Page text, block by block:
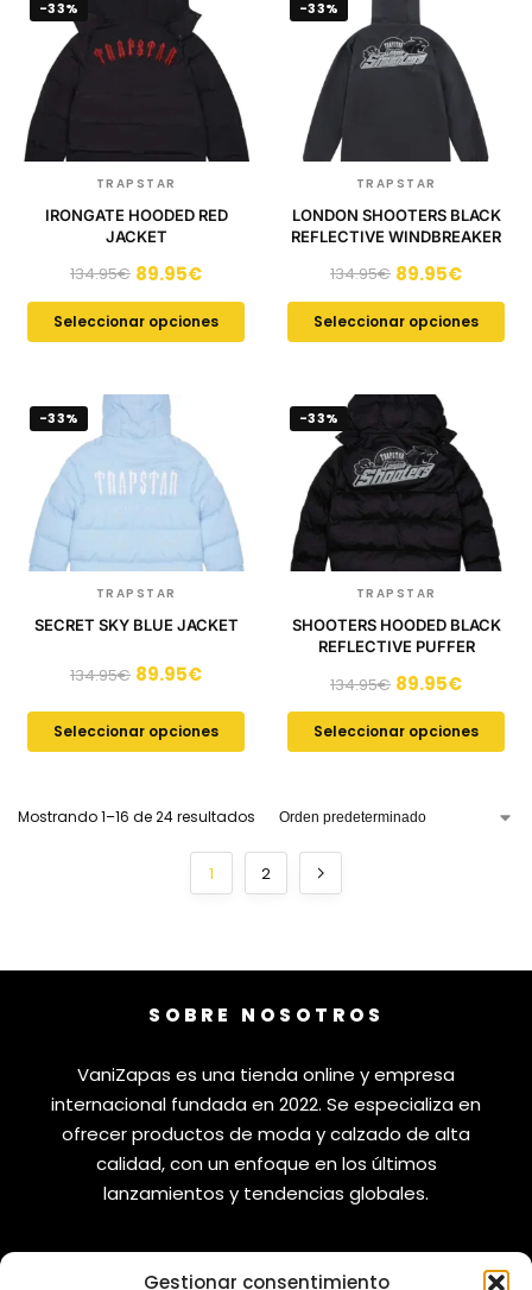
Gestionar consentimiento
-33%
TRAPSTAR
IRONGATE HOODED RED
JACKET
134.95€ 89.95€
Seleccionar opciones
-33%
TRAPSTAR
LONDON SHOOTERS BLACK
REFLECTIVE WINDBREAKER
134.95€ 89.95€
Seleccionar opciones
-33%
TRAPSTAR
SECRET SKY BLUE JACKET
134.95€ 89.95€
Seleccionar opciones
-33%
TRAPSTAR
SHOOTERS HOODED BLACK
REFLECTIVE PUFFER
134.95€ 89.95€
Seleccionar opciones
Mostrando 1–16 de 24 resultados
1 2
SOBRE NOSOTROS
VaniZapas es una tienda online y empresa
internacional fundada en 2022. Se especializa en
ofrecer productos de moda y calzado de alta
calidad, con un enfoque en los últimos
lanzamientos y tendencias globales.